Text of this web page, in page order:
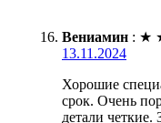
Вениамин : ★
13.11.2024
Хорошие
срок. Очень
детали четкие.